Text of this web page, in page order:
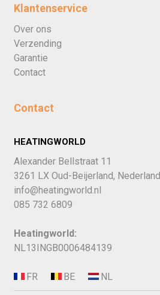
Klantenservice
Over ons
Verzending
Garantie
Contact
Contact
HEATINGWORLD
Alexander Bellstraat 11
3261 LX Oud-Beijerland, Nederland
info@heatingworld.nl
085 732 6809
Heatingworld:
NL13INGB0006484139